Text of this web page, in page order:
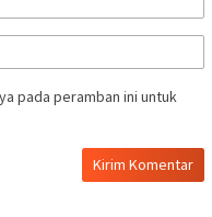
pada peramban ini untuk